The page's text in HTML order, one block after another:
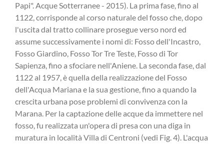
Papi". Acque Sotterranee - 2015). La prima fase, fino al
1122, corrisponde al corso naturale del fosso che, dopo
l'uscita dal tratto collinare prosegue verso nord ed
assume successivamente i nomi di: Fosso dell'Incastro,
Fosso Giardino, Fosso Tor Tre Teste, Fosso di Tor
Sapienza, fino a sfociare nell'Aniene. La seconda fase, dal
1122 al 1957, è quella della realizzazione del Fosso
dell'Acqua Mariana e la sua gestione, fino a quando la
crescita urbana pose problemi di convivenza con la
Marana. Per la captazione delle acque da immettere nel
fosso, fu realizzata un'opera di presa con una diga in
muratura in località Villa di Centroni (vedi Fig. 4). L'acqua